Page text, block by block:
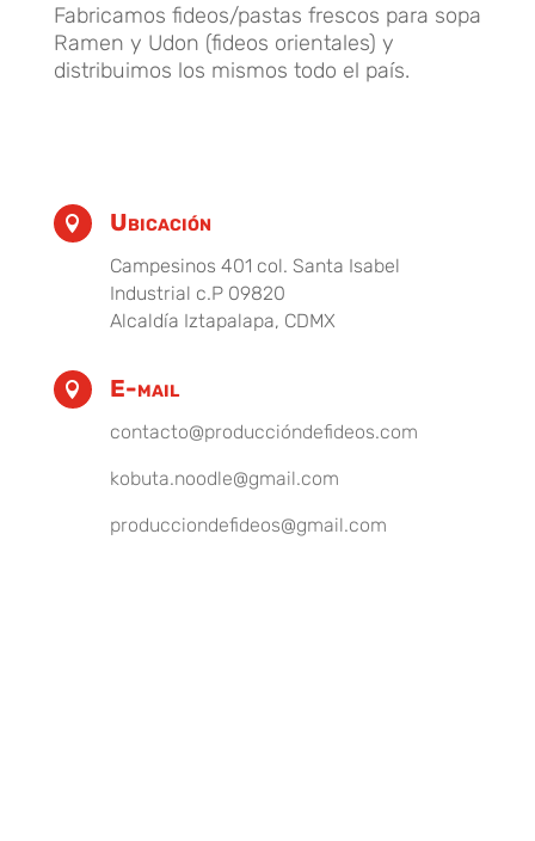
Fabricamos fideos/pastas frescos para sopa
Ramen y Udon (fideos orientales) y
distribuimos los mismos todo el país.
 Ubicación
Campesinos 401 col. Santa Isabel
Industrial c.P 09820
Alcaldía Iztapalapa, CDMX
 E-mail
contacto@produccióndefideos.com
kobuta.noodle@gmail.com
producciondefideos@gmail.com